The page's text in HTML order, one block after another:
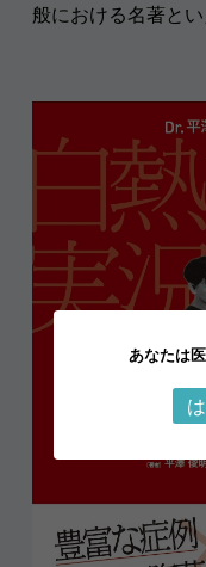
般における名著とい
あなたは